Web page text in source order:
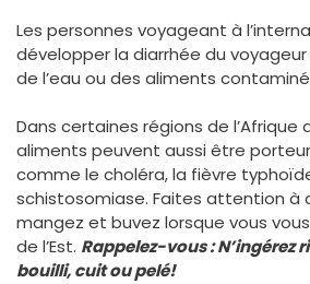
Les personnes voyageant à
développer la diarrhée du
de l’eau ou des aliments
Dans certaines régions de l’Afrique
aliments peuvent aussi être
comme le choléra, la fièvre
schistosomiase. Faites attention à
mangez et buvez lorsque vous
de l’Est. Rappelez-vous : N’ingérez
bouilli, cuit ou pelé!